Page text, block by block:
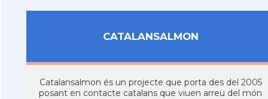
CATALANSALMON
Catalansalmon és un projecte que porta des del 2005
posant en contacte catalans que viuen arreu del món